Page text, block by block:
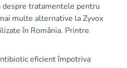
despre tratamentele pentru
multe alternative la Zyvox
în România. Printre
eficient împotriva